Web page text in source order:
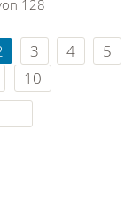
128
3 4
5
10